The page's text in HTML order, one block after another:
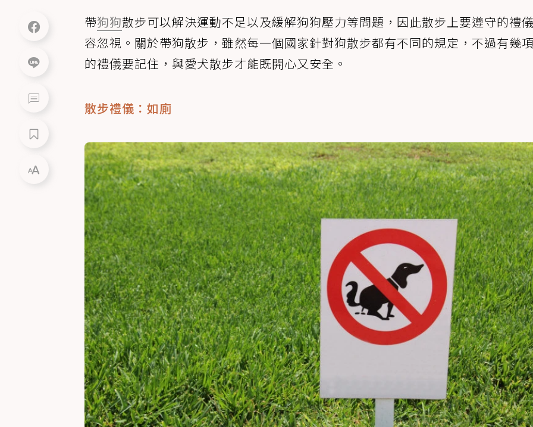
帶狗狗散步可以解決運動不足以及緩解狗狗壓力等問題，因此散步上要遵守的禮
容忽視。關於帶狗散步，雖然每一個國家針對狗散步都有不同的規定，不過有幾
的禮儀要記住，與愛犬散步才能既開心又安全。
散步禮儀：如廁